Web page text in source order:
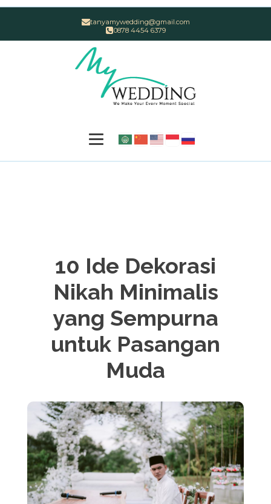
tanyamywedding@gmail.com
0878 4454 6379
10 Ide Dekorasi
Nikah Minimalis
yang Sempurna
untuk Pasangan
Muda